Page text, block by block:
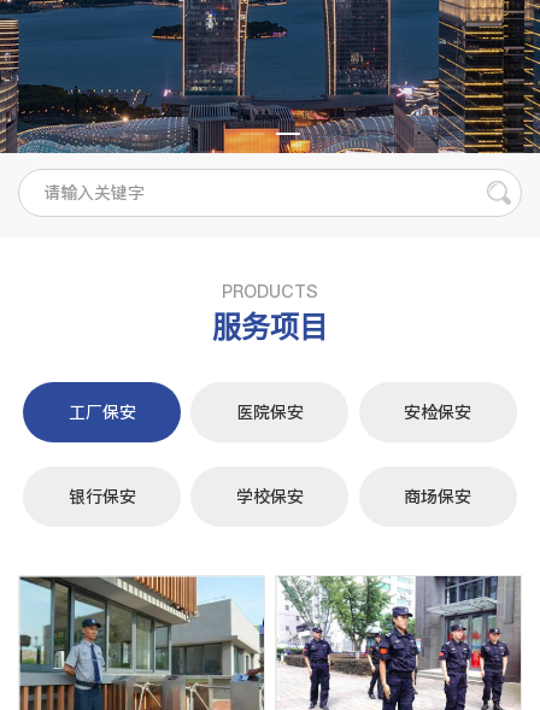
PRODUCTS
服务项目
工厂保安 医院保安 安检保安
银行保安 学校保安 商场保安